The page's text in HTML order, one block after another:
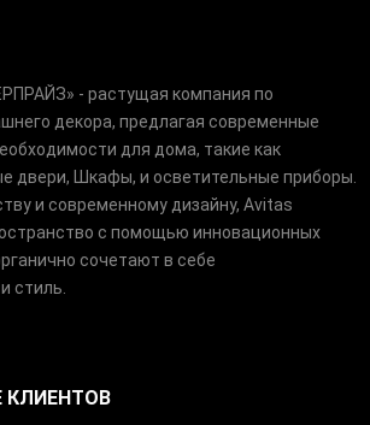
- растущая компания по
декора, предлагая современные
для дома, такие как
двери, Шкафы, и осветительные приборы.
и современному дизайну, Avitas
с помощью инновационных
сочетают в себе
стиль.